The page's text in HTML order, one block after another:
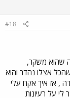
#18
שהוא משקר,
אצלו נהדר והוא
, אז איך אקח עלי
על רעיונות